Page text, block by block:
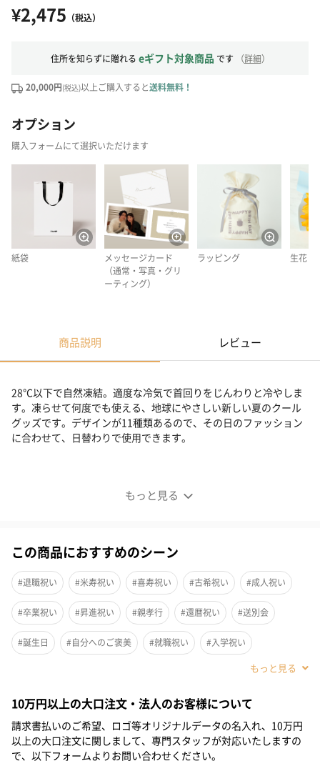
¥2,475 （税込）
住所を知らずに贈れる eギフト対象商品 です （詳細）
20,000円(税込)以上ご購入すると送料無料！
オプション
購入フォームにて選択いただけます
紙袋
メッセージカード
（通常・写真・グリ
ーティング）
ラッピング 生花
商品説明 レビュー
もっと見る
28℃以下で自然凍結。適度な冷気で首回りをじんわりと冷やしま
す。凍らせて何度でも使える、地球にやさしい新しい夏のクール
グッズです。デザインが11種類あるので、その日のファッション
に合わせて、日替わりで使用できます。
28℃以下で自然凍結。適度な冷気で首回りをじんわりと冷やしま
グッズです。デザインが11種類あるので、その日のファッション
に合わせて、日替わりで使用できます。
昨今の電気代が大幅に上がる中、OCRUを付けることで、冷房設定
温度を高くできるので、電気代の節約に繋がり、繰り返し使える
最先端素材「PCM」でできたクールリング。
激しい温度変化から宇宙飛行士を保護するために研究開発された
この商品におすすめのシーン
#退職祝い #米寿祝い #喜寿祝い #古希祝い #成人祝い
#卒業祝い #昇進祝い #親孝行 #還暦祝い #送別会
#誕生日 #自分へのご褒美 #就職祝い #入学祝い
#父の日
#母の日 #部下女性 #兄 #妹 #姉 #息子
#姪 #甥 #部下男性 #弟 #義父 #義母 #取引先男性
#取引先女性 #親戚男性 #親戚女性 #女子中学生
10万円以上の大口注文・法人のお客様について
請求書払いのご希望、ロゴ等オリジナルデータの名入れ、10万円
以上の大口注文に関しまして、専門スタッフが対応いたしますの
で、以下フォームよりお問い合わせください。